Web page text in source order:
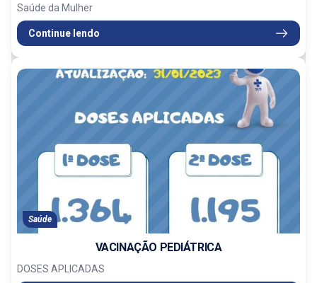
Saúde da Mulher
Continue lendo
Saúde
VACINAÇÃO PEDIÁTRICA
DOSES APLICADAS